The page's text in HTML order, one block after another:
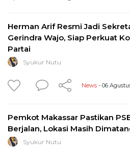
Herman Arif Resmi Jadi
Gerindra Wajo, Siap Perkuat
Partai
Syukur Nutu
News - 06
Pemkot Makassar Pastikan
Berjalan, Lokasi Masih
Syukur Nutu